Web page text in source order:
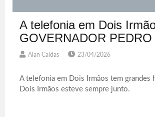
A telefonia em Dois
GOVERNADOR
Alan Caldas 23/04/2026
A telefonia em Dois Irmãos tem grandes
Dois Irmãos esteve sempre junto.